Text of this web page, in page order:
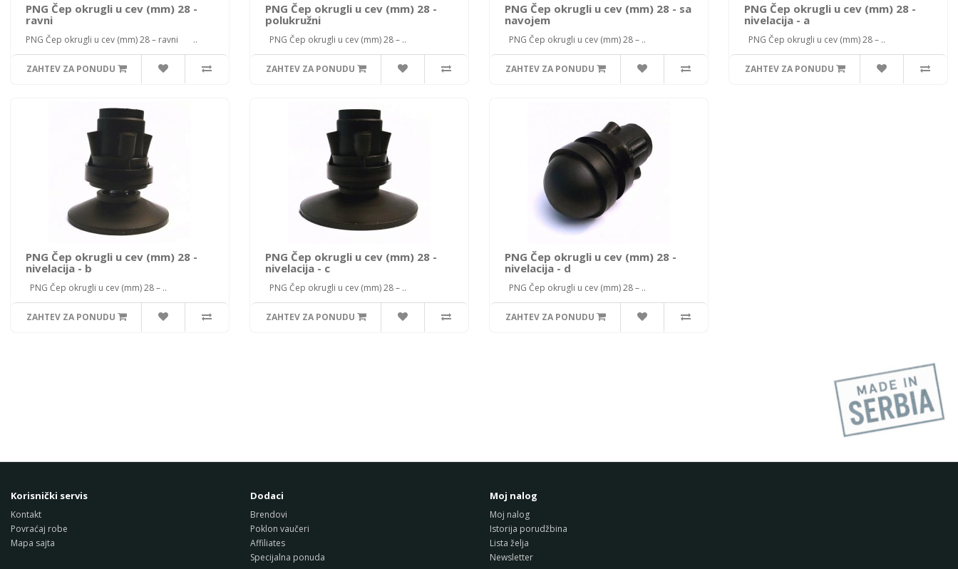
PNG Čep okrugli u cev (mm) 28 -
ravni
PNG Čep okrugli u cev (mm) 28 – ravni ..
ZAHTEV ZA PONUDU
PNG Čep okrugli u cev (mm) 28 -
polukružni
PNG Čep okrugli u cev (mm) 28 – ..
ZAHTEV ZA PONUDU
PNG Čep okrugli u cev (mm) 28 - sa
navojem
PNG Čep okrugli u cev (mm) 28 – ..
ZAHTEV ZA PONUDU
PNG Čep okrugli u cev (mm) 28 -
nivelacija - a
PNG Čep okrugli u cev (mm) 28 – ..
ZAHTEV ZA PONUDU
PNG Čep okrugli u cev (mm) 28 -
nivelacija - b
PNG Čep okrugli u cev (mm) 28 – ..
ZAHTEV ZA PONUDU
PNG Čep okrugli u cev (mm) 28 -
nivelacija - c
PNG Čep okrugli u cev (mm) 28 – ..
ZAHTEV ZA PONUDU
PNG Čep okrugli u cev (mm) 28 -
nivelacija - d
PNG Čep okrugli u cev (mm) 28 – ..
ZAHTEV ZA PONUDU
Korisnički servis
Kontakt
Povraćaj robe
Mapa sajta
Dodaci
Brendovi
Poklon vaučeri
Affiliates
Specijalna ponuda
Moj nalog
Moj nalog
Istorija porudžbina
Lista želja
Newsletter